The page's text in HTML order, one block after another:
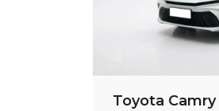
Toyota Camry